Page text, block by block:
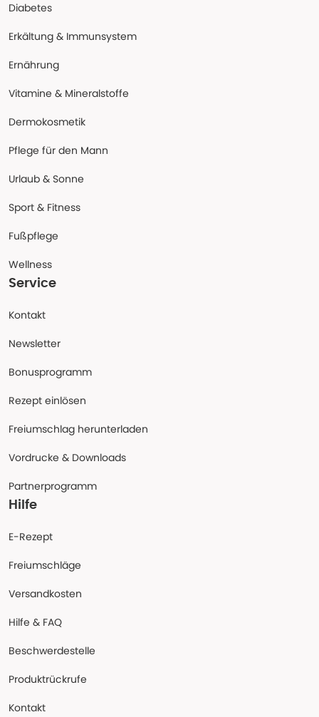
Diabetes
Erkältung & Immunsystem
Ernährung
Vitamine & Mineralstoffe
Dermokosmetik
Pflege für den Mann
Urlaub & Sonne
Sport & Fitness
Fußpflege
Wellness
Service
Kontakt
Newsletter
Bonusprogramm
Rezept einlösen
Freiumschlag herunterladen
Vordrucke & Downloads
Partnerprogramm
Hilfe
E-Rezept
Freiumschläge
Versandkosten
Hilfe & FAQ
Beschwerdestelle
Produktrückrufe
Kontakt